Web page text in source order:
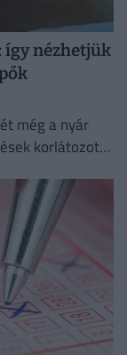
így nézhetjük
még a nyár
korlátozott